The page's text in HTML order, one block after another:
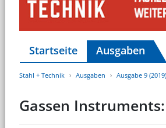
Startseite Ausgaben
Stahl + Technik Ausgaben Ausgabe 9 (2019)
Gassen